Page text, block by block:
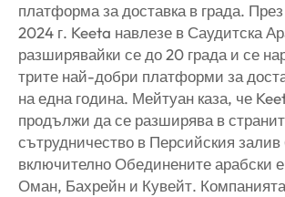
платформа за доставка в града.
2024 г. Keeta навлезе в Саудитска
разширявайки се до 20 града и се
трите най-добри платформи за
на една година. Мейтуан каза, че
продължи да се разширява в
сътрудничество в Персийския залив
включително Обединените арабски
Оман, Бахрейн и Кувейт.